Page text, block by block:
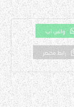
واتس اب
رابط مختصر